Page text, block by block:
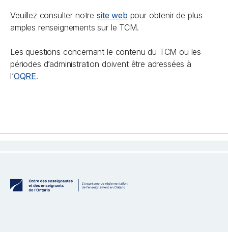
Veuillez consulter notre site web pour obtenir de plus
amples renseignements sur le TCM.
Les questions concernant le contenu du TCM ou les
périodes d’administration doivent être adressées à
l’OQRE.